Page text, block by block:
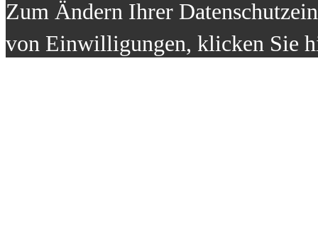
Zum Ändern Ihrer
von Einwilligungen, klicken Sie